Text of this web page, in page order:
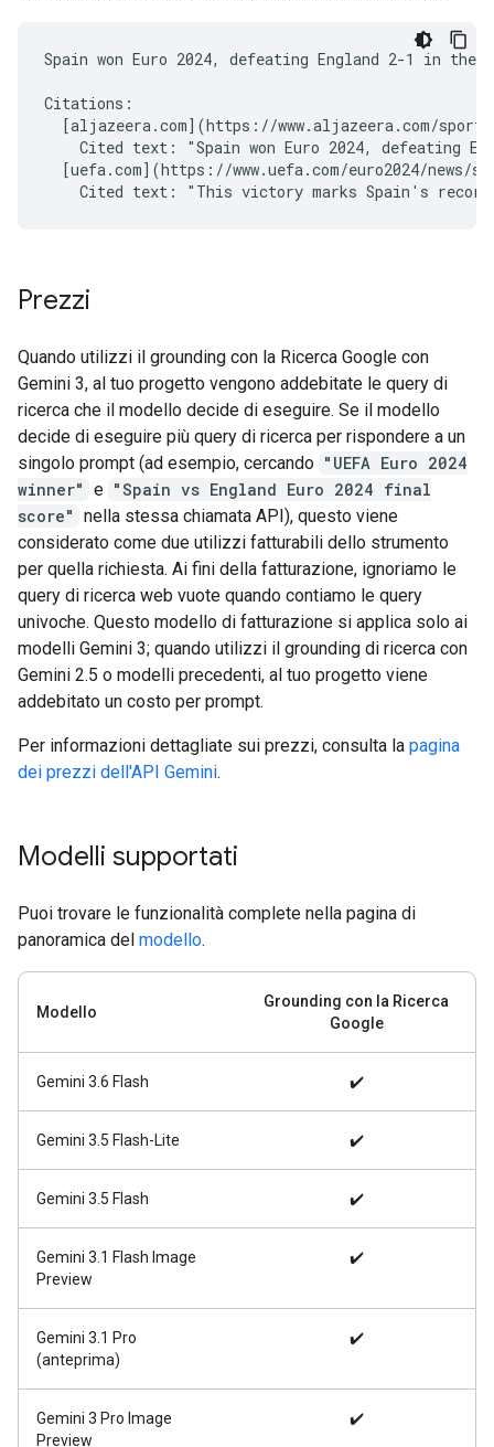
Spain won Euro 2024, defeating England 2-1 in
Citations:
[aljazeera.com](https://www.aljazeera.com/
Cited text: "Spain won Euro 2024, defeating
[uefa.com](https://www.uefa.com/euro2024/news/
Prezzi
Quando utilizzi il grounding con la Ricerca Google con
Gemini 3, al tuo progetto vengono addebitate le query di
ricerca che il modello decide di eseguire. Se il modello
decide di eseguire più query di ricerca per rispondere a un
singolo prompt (ad esempio, cercando "UEFA Euro 2024
winner" e "Spain vs England Euro 2024 final
score" nella stessa chiamata API), questo viene
considerato come due utilizzi fatturabili dello strumento
per quella richiesta. Ai fini della fatturazione, ignoriamo le
query di ricerca web vuote quando contiamo le query
univoche. Questo modello di fatturazione si applica solo ai
modelli Gemini 3; quando utilizzi il grounding di ricerca con
Gemini 2.5 o modelli precedenti, al tuo progetto viene
addebitato un costo per prompt.
Per informazioni dettagliate sui prezzi, consulta la pagina
dei prezzi dell'API Gemini.
Modelli supportati
Puoi trovare le funzionalità complete nella pagina di
panoramica del modello.
Modello
Grounding con la Ricerca
Google
Gemini 3.6 Flash ✔️
Gemini 3.5 Flash-Lite ✔️
Gemini 3.5 Flash ✔️
Gemini 3.1 Flash Image
Preview
✔️
Gemini 3.1 Pro
(anteprima)
✔️
Gemini 3 Pro Image
Preview
✔️